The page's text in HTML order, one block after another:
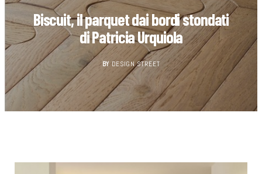
Biscuit, il parquet dai bordi stondati
di Patricia Urquiola
BY DESIGN STREET